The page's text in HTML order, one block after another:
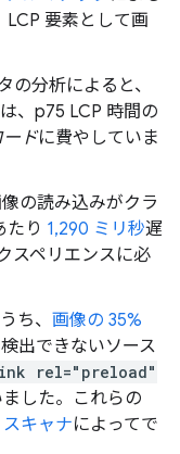
LCP 要素として画
分析によると、
、p75 LCP 時間の
ドに費やしていま
の読み込みがクラ
たり 1,290 ミリ秒遅
スペリエンスに必
ち、 画像の 35%
出できないソース
rel="preload"
した。これらの
キャナによってで